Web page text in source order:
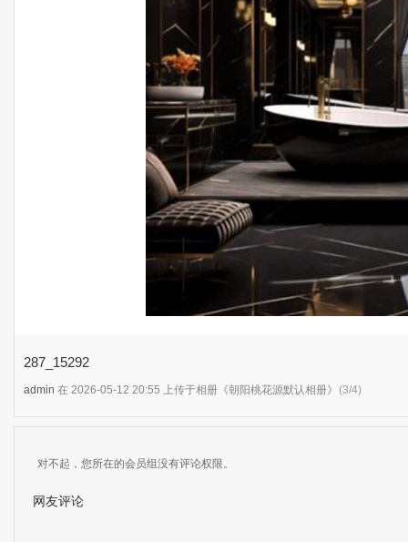
287_15292
admin 在 2026-05-12 20:55 上传于相册《朝阳桃花源默认相册》 (3/4)
对不起，您所在的会员组没有评论权限。
网友评论